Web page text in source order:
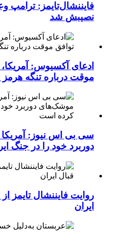
فایننشال‌تایمز: ترامپ
نصیبش شد
ادعای آکسیوس:
موقت درباره تنگه هرمز
سی بی اس نیوز:
دوربرد خود را در جنگ
روایت فایننشال تایمز
ایران